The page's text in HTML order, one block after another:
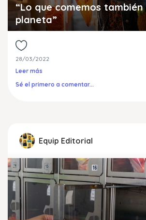
“Lo que comemos
planeta”
28/03/2022
Leer más
Sé el primero a comentar...
Equip Editorial